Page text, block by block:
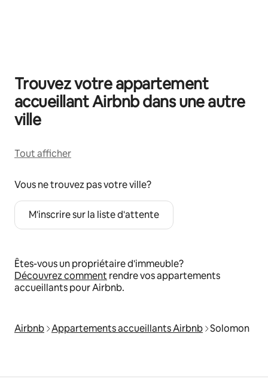
Trouvez votre appartement
accueillant Airbnb dans une autre
ville
Tout afficher
Vous ne trouvez pas votre ville?
M'inscrire sur la liste d'attente
Êtes-vous un propriétaire d'immeuble?
Découvrez comment rendre vos appartements
accueillants pour Airbnb.
Airbnb Appartements accueillants Airbnb Solomon